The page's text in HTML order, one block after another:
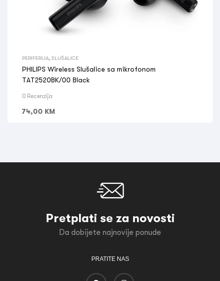
PERIFERIJA SLUŠALICE
PHILIPS Wireless Slušalice sa mikrofonom
TAT2520BK/00 Black
0 Recenzija
74,00 KM
Pretplati se za novosti
Da dobijete najnovije ponude
PRATITE NAS